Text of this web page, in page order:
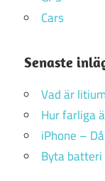
Cars
Senaste
Vad är
Hur farliga
iPhone –
Byta batteri